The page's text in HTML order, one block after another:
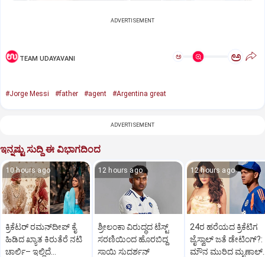
ADVERTISEMENT
TEAM UDAYAVANI ಅ ಅ
#Jorge Messi #father #agent #Argentina great
ADVERTISEMENT
ಇನ್ನಷ್ಟು ಸುದ್ದಿ ಈ ವಿಭಾಗದಿಂದ
10 hours ago
ಕ್ರಿಕೆಟರ್‌ ರಮನ್‌ದೀಪ್‌ ಕೈ
ಹಿಡಿದ ಖ್ಯಾತ ಕಿರುತೆರೆ ನಟಿ
ಚಾರ್ಲಿ– ಇಲ್ಲಿದೆ
12 hours ago
ಶ್ರೀಲಂಕಾ ವಿರುದ್ಧದ ಟೆಸ್ಟ್
ಸರಣಿಯಿಂದ ಹೊರಬಿದ್ದ
ಸಾಯಿ ಸುದರ್ಶನ್
12 hours ago
24ರ ಹರೆಯದ ಕ್ರಿಕೆಟಿಗ
ಜೈಸ್ವಾಲ್‌ ಜತೆ ಡೇಟಿಂಗ್?:‌
ಮೌನ ಮುರಿದ ಮೃಣಾಲ್‌